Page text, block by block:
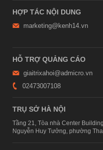
HỢP TÁC NỘI DUNG
marketing@kenh14.vn
HỖ TRỢ QUẢNG CÁO
giaitrixahoi@admicro.vn
02473007108
TRỤ SỞ HÀ NỘI
Tầng 21, Tòa nhà Center
Nguyễn Huy Tưởng, phường